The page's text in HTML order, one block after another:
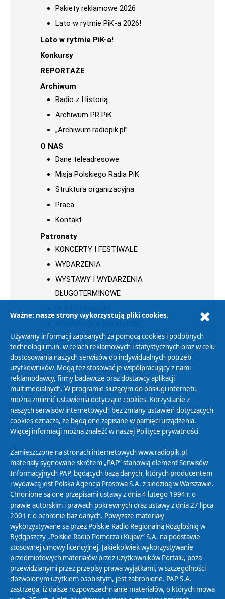
Pakiety reklamowe 2026
Lato w rytmie PiK-a 2026!
Lato w rytmie PiK-a!
Konkursy
REPORTAŻE
Archiwum
Radio z Historią
Archiwum PR PiK
„Archiwum.radiopik.pl”
O NAS
Dane teleadresowe
Misja Polskiego Radia PiK
Struktura organizacyjna
Praca
Kontakt
Patronaty
KONCERTY I FESTIWALE
WYDARZENIA
WYSTAWY I WYDARZENIA
DŁUGOTERMINOWE
KONKURSY I PLEBISCYTY
Polityka Prywatności
Zasady korzystania z Serwisu
Organizacje Pożytku Publicznego
Cyfryzacja DAB+
Polityka ochrony danych osobowych
Abonament
Zamówienia publiczne
Biuletyn Informacji Publicznej
Ważne: nasze strony wykorzystują pliki cookies.
Używamy informacji zapisanych za pomocą cookies i podobnych
technologii m.in. w celach reklamowych i statystycznych oraz w celu
dostosowania naszych serwisów do indywidualnych potrzeb
użytkowników. Mogą też stosować je współpracujący z nami
reklamodawcy, firmy badawcze oraz dostawcy aplikacji
multimedialnych. W programie służącym do obsługi internetu
można zmienić ustawienia dotyczące cookies. Korzystanie z
naszych serwisów internetowych bez zmiany ustawień dotyczących
cookies oznacza, że będą one zapisane w pamięci urządzenia.
Więcej informacji można znaleźć w naszej Polityce prywatności
Zamieszczone na stronach internetowych www.radiopik.pl
materiały sygnowane skrótem „PAP” stanowią element Serwisów
Informacyjnych PAP, będących bazą danych, których producentem
i wydawcą jest Polska Agencja Prasowa S.A. z siedzibą w Warszawie.
Chronione są one przepisami ustawy z dnia 4 lutego 1994 r. o
prawie autorskim i prawach pokrewnych oraz ustawy z dnia 27 lipca
2001 r. o ochronie baz danych. Powyższe materiały
wykorzystywane są przez Polskie Radio Regionalną Rozgłośnię w
Bydgoszczy „Polskie Radio Pomorza i Kujaw” S.A. na podstawie
stosownej umowy licencyjnej. Jakiekolwiek wykorzystywanie
przedmiotowych materiałów przez użytkowników Portalu, poza
przewidzianymi przez przepisy prawa wyjątkami, w szczególności
dozwolonym użytkiem osobistym, jest zabronione. PAP S.A.
zastrzega, iż dalsze rozpowszechnianie materiałów, o których mowa